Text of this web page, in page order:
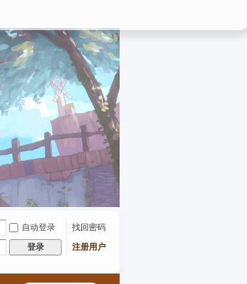
自动登录
找回密码
登录 注册用户